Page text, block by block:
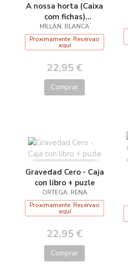
A nossa horta (Caixa
com fichas)
(Portugués)
MILLÁN, BLANCA
Proximamente. Resérvao
aquí
22,95 €
Comprar
Gravedad Cero - Caja
con libro + puzle
ORTEGA, RENA
Proximamente. Resérvao
aquí
22,95 €
Comprar